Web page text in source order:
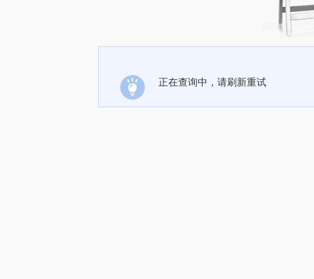
正在查询中，请刷新重试